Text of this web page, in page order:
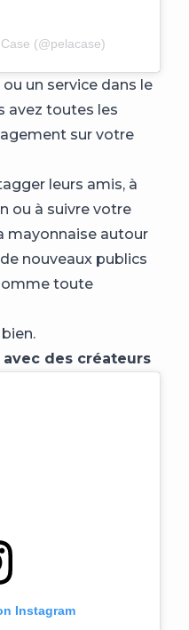
(@pelacase)
un service dans le
avez toutes les
sur votre
leurs amis, à
ou à suivre votre
mayonnaise autour
nouveaux publics
toute
des créateurs
Instagram